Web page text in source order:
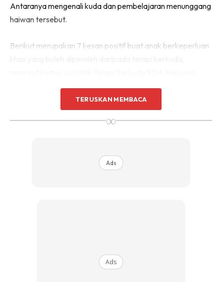
Antaranya mengenali kuda dan pembelajaran menunggang
haiwan tersebut.
Berikut merupakan 7 kesan positif buat anak berkeperluan
Ads
TERUSKAN MEMBACA
∞
Ads
Ads